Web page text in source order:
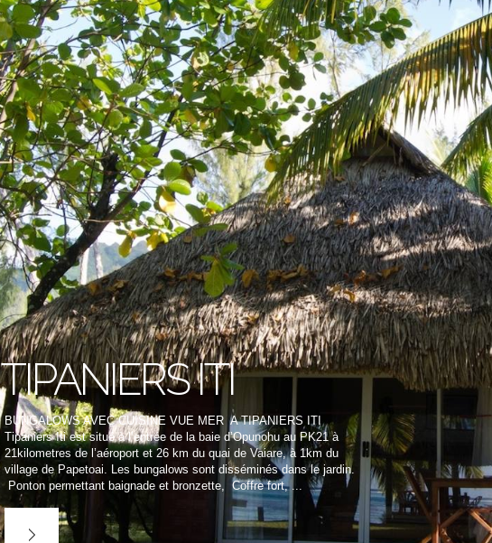
TIPANIERS ITI
BUNGALOWS AVEC CUISINE VUE MER A TIPANIERS ITI
Tipaniers Iti est situé à l’entrée de la baie d’Opunohu au PK21 à
21kilometres de l’aéroport et 26 km du quai de Vaiare, à 1km du
village de Papetoai. Les bungalows sont disséminés dans le jardin.
Ponton permettant baignade et bronzette, Coffre fort, ...